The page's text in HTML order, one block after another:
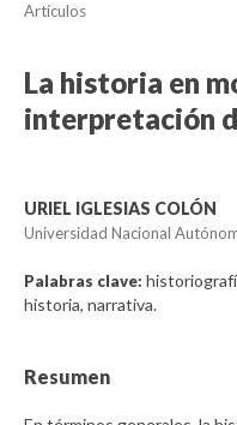
Artículos
La historia en
interpretación
URIEL IGLESIAS COLÓN
Universidad Nacional
Palabras clave:
historia, narrativa.
Resumen